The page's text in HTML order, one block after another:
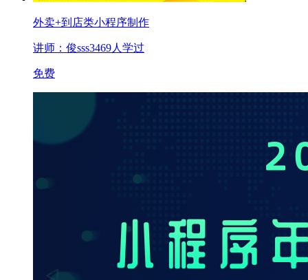
外卖+到店类小程序制作
讲师：俊sss3469人学过
免费